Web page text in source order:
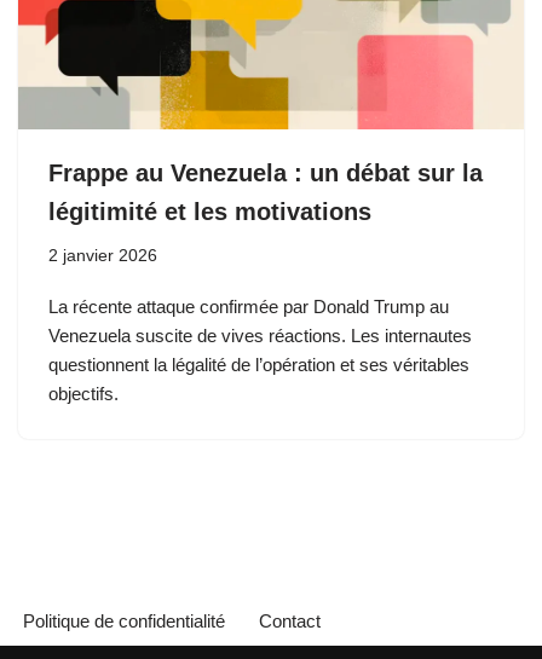
Frappe au Venezuela : un débat sur la
légitimité et les motivations
2 janvier 2026
La récente attaque confirmée par Donald Trump au
Venezuela suscite de vives réactions. Les internautes
questionnent la légalité de l’opération et ses véritables
objectifs.
Politique de confidentialité Contact